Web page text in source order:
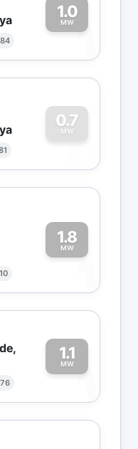
1.0
MW1
0.7
MW
0
1.8
MW
1
1.1
MW1